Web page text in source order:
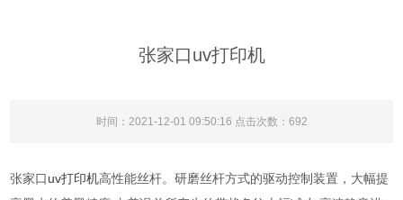
张家口uv打印机
时间：2021-12-01 09:50:16 点击次数： 692
张家口uv打印机高性能丝杆。研磨丝杆方式的驱动控制装置，大幅提